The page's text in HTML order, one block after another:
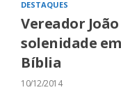
DESTAQUES
Vereador
solenidade
Bíblia
10/12/2014